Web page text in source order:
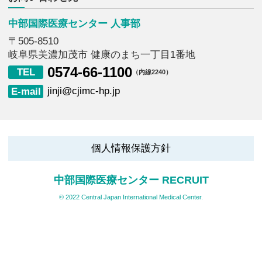
中部国際医療センター 人事部
〒505-8510
岐阜県美濃加茂市 健康のまち一丁目1番地
0574-66-1100 （内線2240）
jinji@cjimc-hp.jp
個人情報保護方針
中部国際医療センター RECRUIT
© 2022 Central Japan International Medical Center.